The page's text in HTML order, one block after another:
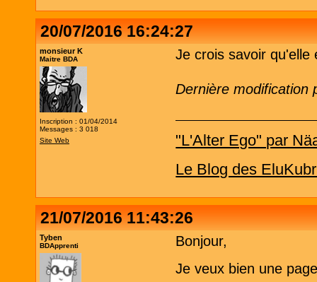
20/07/2016 16:24:27
monsieur K
Maitre BDA
Inscription : 01/04/2014
Messages : 3 018
Site Web
Je crois savoir
Dernière modification
"L'Alter Ego" par
Le Blog des
21/07/2016 11:43:26
Tyben
BDApprenti
Bonjour,
Je veux bien une